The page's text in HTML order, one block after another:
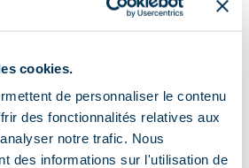
cookies.
de personnaliser le contenu
des fonctionnalités relatives aux
notre trafic. Nous
des informations sur l'utilisation de